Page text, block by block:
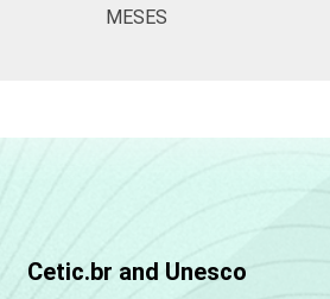
MESES
Cetic.br and Unesco